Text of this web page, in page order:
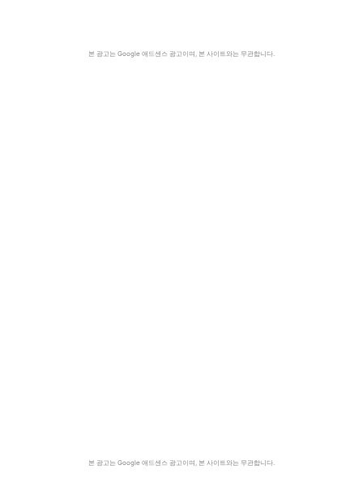
본 광고는 Google 애드센스 광고이며, 본 사이트와는 무관합니다.
본 광고는 Google 애드센스 광고이며, 본 사이트와는 무관합니다.